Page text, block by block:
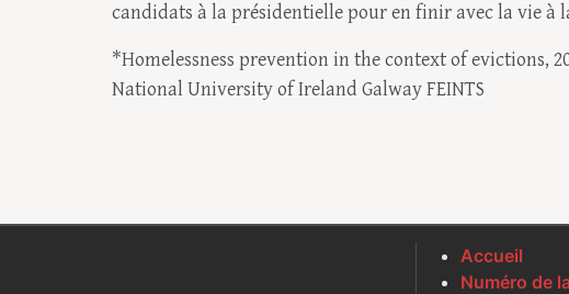
candidats à la présidentielle pour en finir avec la vie à
*Homelessness prevention in the context of evictions,
National University of Ireland Galway FEINTS
Accueil
Numéro de